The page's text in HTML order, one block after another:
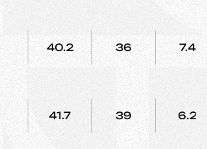
40.2 36 7.4
41.7 39 6.2